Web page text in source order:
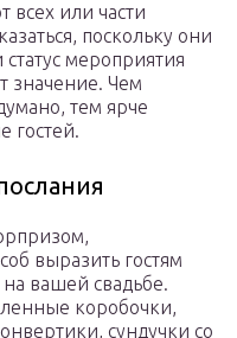
всех или части
поскольку они
мероприятия
значение. Чем
тем ярче
гостей.
выразить гостям
на вашей свадьбе.
коробочки,
сундучки со